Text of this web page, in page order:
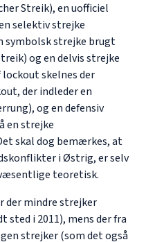
Streik), en uofficiel
selektiv strejke
symbolsk strejke brugt
) og en delvis strejke
skelnes der
der indleder en
), og en defensiv
en strejke
skal dog bemærkes, at
i Østrig, er selv
teoretisk.
der mindre strejker
sted i 2011), mens der fra
strejker (som det også